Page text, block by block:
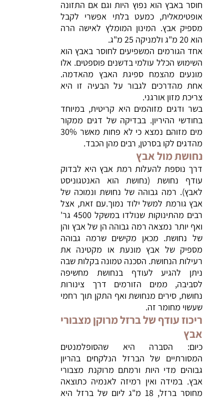
חוסר באבץ הוא נפוץ היות וגם אם התזונה
אופטימאלית, כמעט בלתי אפשרי לקבל
מספיק אבץ. המינון המומלץ לאישה הרה
הוא 20 מ"ג ולמניקה 25 מ"ג.
אחד הגורמים המשפיעים לחוסר באבץ הוא
השימוש הכלל עולמי בדשנים פוספטים. אלו
מונעים מהצמח ספיגת האבץ מהאדמה.
אחת מהדרכים לגבור על הבעיה זו היא
צריכת מזון אורגני.
בשר ודגים מזוהמים היא קריטית, במיוחד
בחודשי ההיריון. בבדיקה של דגים ממקור
מים מזוהם נמצא כי לא פחות מאשר 30%
מהדגים לקו בסרטן, רבים מהן הכבד.
נחושת מול אבץ
דרך נוספת להעלות רמת אבץ היא לבדוק
עודף נחושת (נחושת הוא האנטגוניסט
לאבץ). רמה גבוהה של נחושת ונמוכה של
אבץ גורמת למשל ילוד נמוך.עם זאת, אצל
רבים מהתינוקות שנולדו במשקל 4500 גר'
ואף יותר נמצאה רמה גבוהה הן של אבץ והן
של נחושת. מכאן מקישים שרמה גבוהה
מספיק של אבץ מונעת או מקטינה את
רעילות הנחושת. הסכנה טמונה בקלות שבה
ניתן להגיע לעודף בנחושת מחשיפה
לסביבה, ממים הזורמים דרך צינורות
נחושת, סירים מנחושת ואף התקן תוך רחמי
שעשוי מחומר זה.
ריכוז עודף של ברזל מרוקן מצבורי
אבץ
כיום: הסברה היא שהסופלמנטים
המסורתיים של הברזל הנלקחים בהריון
גבוהים מדי היות ורמתם מרוקנת מצבורי
אבץ. במידה ואין רמיזה לאנמיה כתוצאה
מחוסר ברזל, 18 מ"ג ליום של ברזל היא